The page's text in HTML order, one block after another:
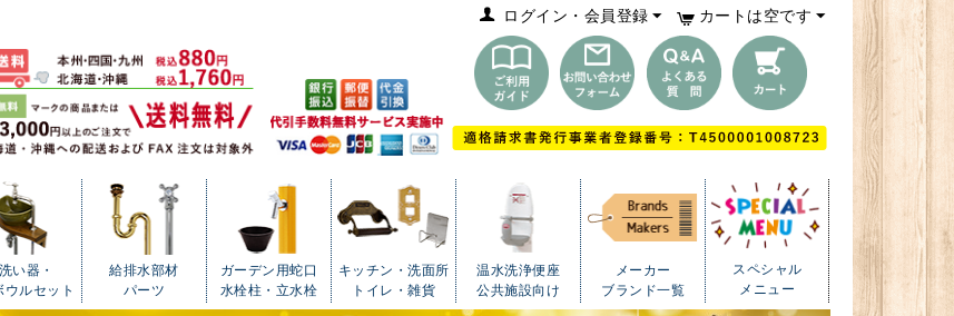
カートは空です
ログイン・会員登録
い器・
ウルセット
給排水部材
パーツ
ガーデン用蛇口
水栓柱・立水栓
キッチン・洗面所
トイレ・雑貨
温水洗浄便座
公共施設向け
メーカー
ブランド一覧
スペシャル
メニュー